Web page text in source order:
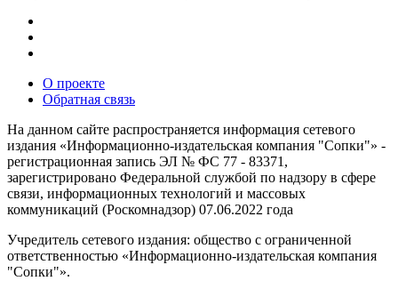
О проекте
Обратная связь
На данном сайте распространяется информация сетевого
издания «Информационно-издательская компания "Сопки"» -
регистрационная запись ЭЛ № ФС 77 - 83371,
зарегистрировано Федеральной службой по надзору в сфере
связи, информационных технологий и массовых
коммуникаций (Роскомнадзор) 07.06.2022 года
Учредитель сетевого издания: общество с ограниченной
ответственностью «Информационно-издательская компания
"Сопки"».